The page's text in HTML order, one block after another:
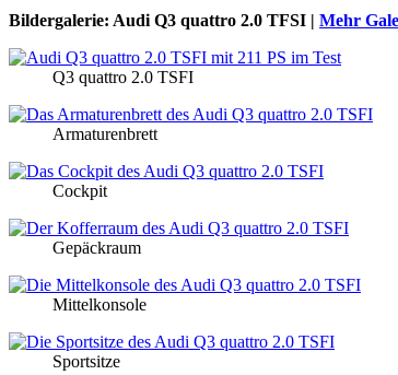
Bildergalerie: Audi Q3 quattro 2.0 TFSI | Mehr
Q3 quattro 2.0 TSFI
Armaturenbrett
Cockpit
Gepäckraum
Mittelkonsole
Sportsitze